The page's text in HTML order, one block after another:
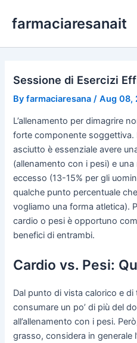
farmaciaresanait
Sessione di Esercizi
Byfarmaciaresana /Aug 08,
L’allenamento per dimagrire
forte componente soggettiva.
asciutto è essenziale avere
(allenamento con i pesi) e
eccesso (13-15% per gli
qualche punto percentuale
vogliamo una forma atletica).
cardio o pesi è opportuno
benefici di entrambi.
Cardio vs. Pesi:
Dal punto di vista calorico e di
consumare un po’ di più del
all’allenamento con i pesi.
grasso, considera in generale